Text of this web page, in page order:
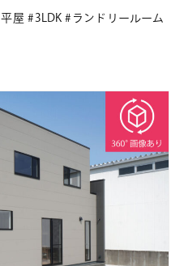
平屋 3LDK
ランドリールーム